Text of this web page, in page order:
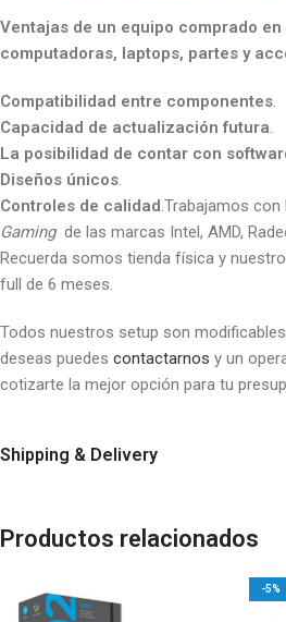
Ventajas de un equipo comprado en
computadoras, laptops, partes y
Compatibilidad entre componentes.
Capacidad de actualización futura.
La posibilidad de contar con
Diseños únicos.
Controles de calidad.Trabajamos
Gamingde las marcas Intel, AMD,
Recuerda somos tienda física y
full de 6 meses.
Todos nuestros setup son
deseas puedes contactarnos y un
cotizarte la mejor opción para tu
Shipping & Delivery
Productos relacionados
-5%